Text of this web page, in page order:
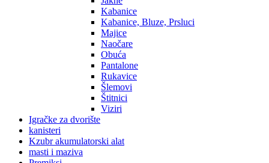
Kabanice
Kabanice, Bluze, Prsluci
Majice
Naočare
Obuća
Pantalone
Rukavice
Šlemovi
Štitnici
Viziri
Igračke za dvorište
kanisteri
Kzubr akumulatorski alat
masti i maziva